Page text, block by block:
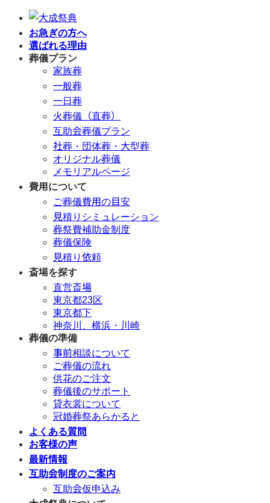
お急ぎの方へ
選ばれる理由
葬儀プラン
家族葬
一般葬
一日葬
火葬儀（直葬）
互助会葬儀プラン
社葬・団体葬・大型葬
オリジナル葬儀
メモリアルページ
費用について
ご葬儀費用の目安
見積りシミュレーション
葬祭費補助金制度
葬儀保険
見積り依頼
斎場を探す
直営斎場
東京都23区
東京都下
神奈川、横浜・川崎
葬儀の準備
事前相談について
ご葬儀の流れ
供花のご注文
葬儀後のサポート
貸衣裳について
冠婚葬祭あらかると
よくある質問
お客様の声
最新情報
互助会制度のご案内
互助会仮申込み